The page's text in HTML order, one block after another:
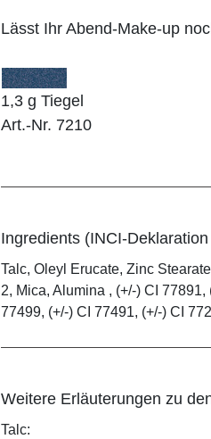
Lässt Ihr Abend-Make-up
1,3 g Tiegel
Art.-Nr. 7210
Ingredients (INCI-
Talc, Oleyl Erucate, Zinc
2, Mica, Alumina , (+/-) CI 77891,
77499, (+/-) CI 77491, (+/-) CI
Weitere Erläuterungen zu
Talc: